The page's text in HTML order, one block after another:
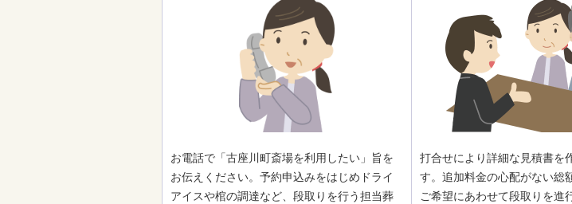
お電話で「古座川町斎場を利用したい」旨を
お伝えください。予約申込みをはじめドライ
アイスや棺の調達など、段取りを行う担当葬
打合せにより詳細な見積書を
す。追加料金の心配がない総
ご希望にあわせて段取りを進